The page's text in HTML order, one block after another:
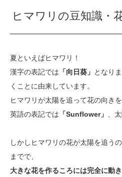
ヒマワリの豆知識・
夏といえばヒマワリ！
漢字の表記では 「向日葵」 となり
くことに由来しています。
ヒマワリが太陽を追って花の向き
英語の表記では 「Sunflower」 、
しかしヒマワリの花が太陽を追う
までで、
大きな花を作るころには完全に動